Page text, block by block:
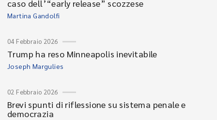
caso dell’“early release” scozzese
Martina Gandolfi
04 Febbraio 2026
Trump ha reso Minneapolis inevitabile
Joseph Margulies
02 Febbraio 2026
Brevi spunti di riflessione su sistema penale e
democrazia